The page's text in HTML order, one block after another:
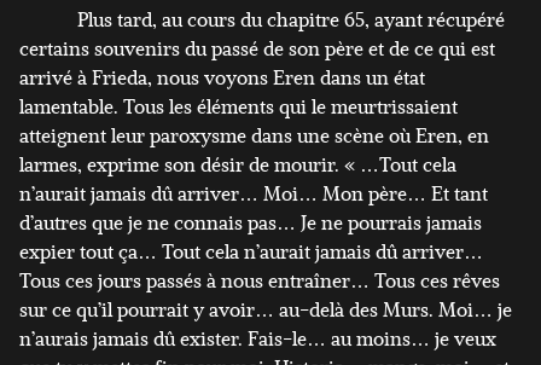
Plus tard, au cours du chapitre 65, ayant récupéré
certains souvenirs du passé de son père et de ce qui est
arrivé à Frieda, nous voyons Eren dans un état
lamentable. Tous les éléments qui le meurtrissaient
atteignent leur paroxysme dans une scène où Eren, en
larmes, exprime son désir de mourir. « …Tout cela
n’aurait jamais dû arriver… Moi… Mon père… Et tant
d’autres que je ne connais pas… Je ne pourrais jamais
expier tout ça… Tout cela n’aurait jamais dû arriver…
Tous ces jours passés à nous entraîner… Tous ces rêves
sur ce qu’il pourrait y avoir… au-delà des Murs. Moi… je
n’aurais jamais dû exister. Fais-le… au moins… je veux